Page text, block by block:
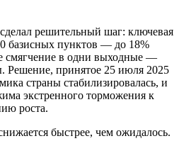
решительный шаг: ключевая
базисных пунктов — до 18%
смягчение в одни выходные —
Решение, принятое 25 июля 2025
страны стабилизировалась, и
экстренного торможения к
роста.
быстрее, чем ожидалось.